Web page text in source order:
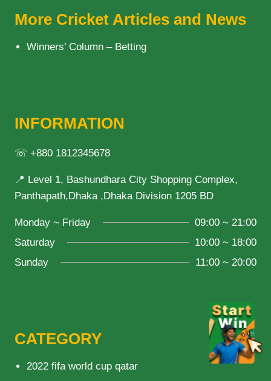
More Cricket Articles and News
Winners’ Column – Betting
INFORMATION
☏ +880 1812345678
📍 Level 1, Bashundhara City Shopping Complex,
Panthapath,Dhaka ,Dhaka Division 1205 BD
Monday ~ Friday
09:00 ~ 21:00
Saturday
10:00 ~ 18:00
Sunday
11:00 ~ 20:00
CATEGORY
2022 fifa world cup qatar